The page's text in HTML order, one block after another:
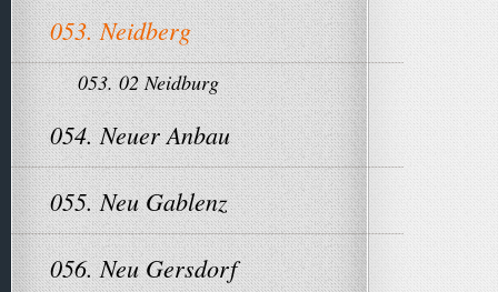
053. Neidberg
053. 02 Neidburg
054. Neuer Anbau
055. Neu Gablenz
056. Neu Gersdorf